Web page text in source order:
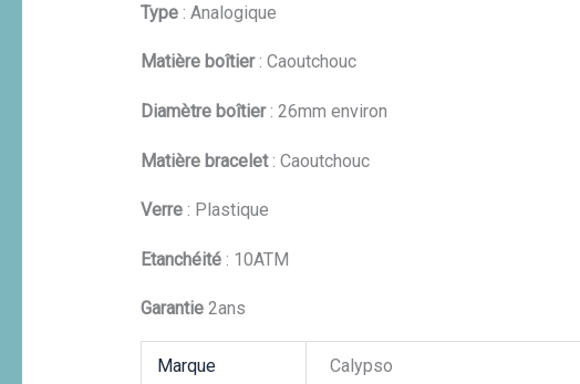
Type: Analogique
Matière boîtier: Caoutchouc
Diamètre boîtier: 26mm environ
Matière bracelet: Caoutchouc
Verre: Plastique
Etanchéité: 10ATM
Garantie2ans
Marque
Calypso